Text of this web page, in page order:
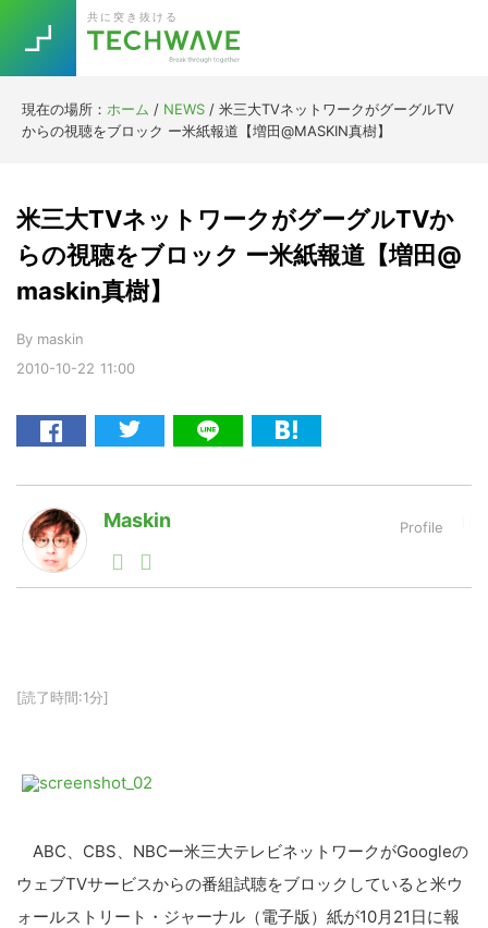
primary
navigation
main
content
primary
sidebar
footer
共に突き抜ける
現在の場所： ホーム / NEWS / 米三大TVネットワークがグーグルTV
からの視聴をブロック ー米紙報道【増田@MASKIN真樹】
2010-10-22 11:00
米三大TVネットワークがグーグルTVか
らの視聴をブロック ー米紙報道【増田@
maskin真樹】
By maskin
Maskin
1990年代初頭から記者としてまた起業家としてITスタ
ートアップ業界のハードウェアからソフトウェアの事業
スクとして数億PV事業に。世界最大IT系メディア（ス
[読了時間:1分]
ABC、CBS、NBCー米三大テレビネットワークがGoogleの
ウェブTVサービスからの番組試聴をブロックしていると米ウ
ォールストリート・ジャーナル（電子版）紙が10月21日に報
TOPICS
RE:LIFE
Re:Work
AI
暗号資産
VR/AR
[Startup]
[Voice Edition]
[YouTube]
LINE
特集
Block Data Bank
Trend 今話題の注目キーワード
5G Asana テレワーク
ニューノーマル
Daily Weekly